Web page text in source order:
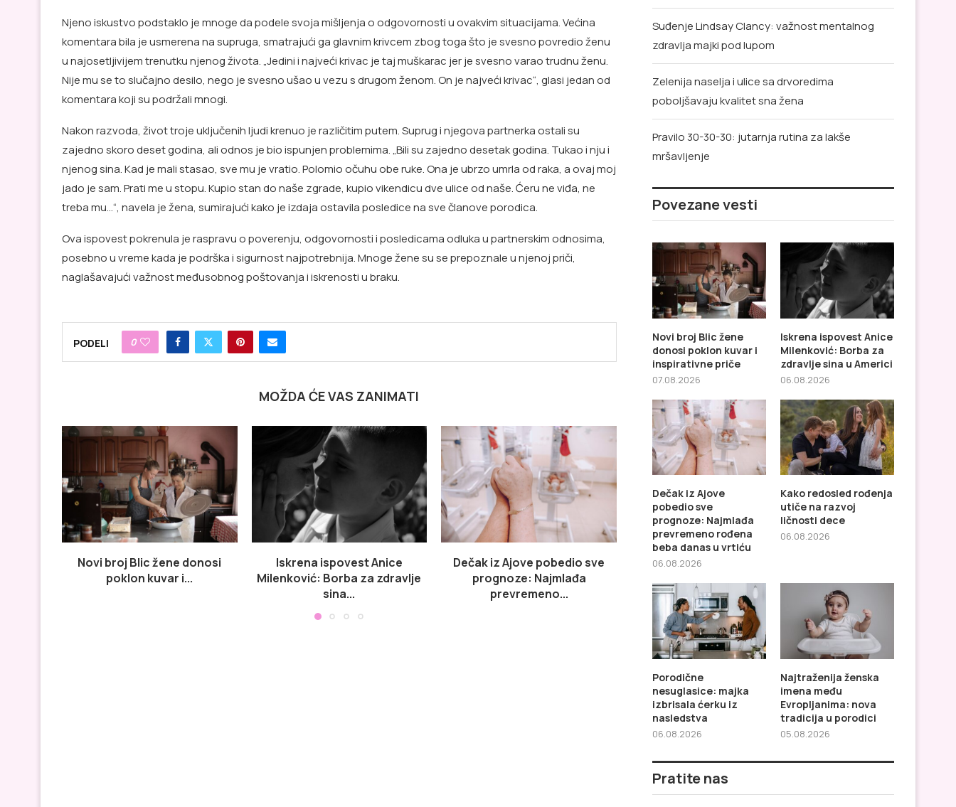
Njeno iskustvo podstaklo je mnoge da podele svoja mišljenja o odgovornosti u ovakvim situacijama. Većina
komentara bila je usmerena na supruga, smatrajući ga glavnim krivcem zbog toga što je svesno povredio ženu
u najosetljivijem trenutku njenog života. „Jedini i najveći krivac je taj muškarac jer je svesno varao trudnu ženu.
Nije mu se to slučajno desilo, nego je svesno ušao u vezu s drugom ženom. On je najveći krivac“, glasi jedan od
komentara koji su podržali mnogi.
Nakon razvoda, život troje uključenih ljudi krenuo je različitim putem. Suprug i njegova partnerka ostali su
zajedno skoro deset godina, ali odnos je bio ispunjen problemima. „Bili su zajedno desetak godina. Tukao i nju i
njenog sina. Kad je mali stasao, sve mu je vratio. Polomio očuhu obe ruke. Ona je ubrzo umrla od raka, a ovaj moj
jado je sam. Prati me u stopu. Kupio stan do naše zgrade, kupio vikendicu dve ulice od naše. Ćeru ne viđa, ne
treba mu…“, navela je žena, sumirajući kako je izdaja ostavila posledice na sve članove porodica.
Ova ispovest pokrenula je raspravu o poverenju, odgovornosti i posledicama odluka u partnerskim odnosima,
posebno u vreme kada je podrška i sigurnost najpotrebnija. Mnoge žene su se prepoznale u njenoj priči,
naglašavajući važnost međusobnog poštovanja i iskrenosti u braku.
PODELI 0
MOŽDA ĆE VAS ZANIMATI
Novi broj Blic žene donosi
poklon kuvar i...
Iskrena ispovest Anice
Milenković: Borba za zdravlje
sina...
Dečak iz Ajove pobedio sve
prognoze: Najmlađa
prevremeno...
Kako redosled rođenja utiče na
Suđenje Lindsay Clancy: važnost mentalnog
zdravlja majki pod lupom
Zelenija naselja i ulice sa drvoredima
poboljšavaju kvalitet sna žena
Pravilo 30-30-30: jutarnja rutina za lakše
mršavljenje
Povezane vesti
Novi broj Blic žene
donosi poklon kuvar i
inspirativne priče
07.08.2026
Iskrena ispovest Anice
Milenković: Borba za
zdravlje sina u Americi
06.08.2026
Dečak iz Ajove
pobedio sve
prognoze: Najmlađa
prevremeno rođena
beba danas u vrtiću
06.08.2026
Kako redosled rođenja
utiče na razvoj
ličnosti dece
06.08.2026
Porodične
nesuglasice: majka
izbrisala ćerku iz
nasledstva
06.08.2026
Najtraženija ženska
imena među
Evropljanima: nova
tradicija u porodici
05.08.2026
Pratite nas